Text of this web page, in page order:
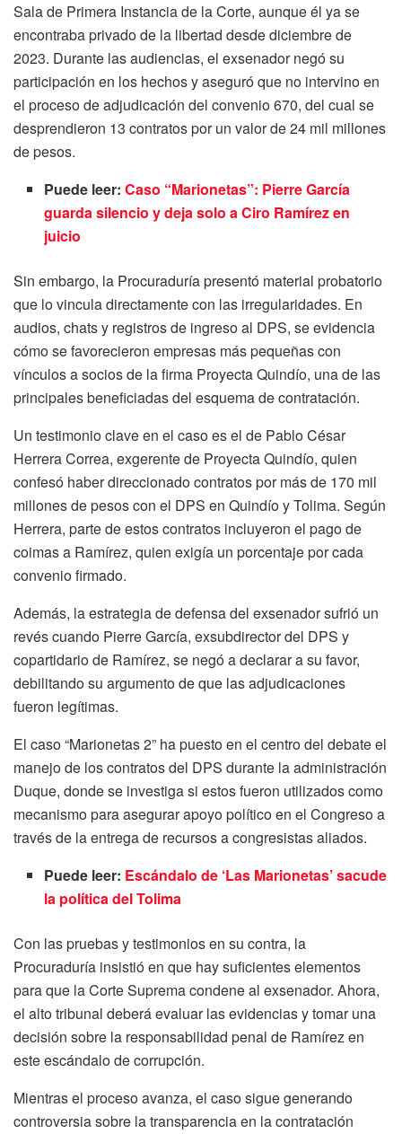
Sala de Primera Instancia de la Corte, aunque él ya se
encontraba privado de la libertad desde diciembre de
2023. Durante las audiencias, el exsenador negó su
participación en los hechos y aseguró que no intervino en
el proceso de adjudicación del convenio 670, del cual se
desprendieron 13 contratos por un valor de 24 mil millones
de pesos.
Puede leer:Caso “Marionetas”: Pierre García
guarda silencio y deja solo a Ciro Ramírez en
juicio
Sin embargo, la Procuraduría presentó material probatorio
que lo vincula directamente con las irregularidades. En
audios, chats y registros de ingreso al DPS, se evidencia
cómo se favorecieron empresas más pequeñas con
vínculos a socios de la firma Proyecta Quindío, una de las
principales beneficiadas del esquema de contratación.
Un testimonio clave en el caso es el de Pablo César
Herrera Correa, exgerente de Proyecta Quindío, quien
confesó haber direccionado contratos por más de 170 mil
millones de pesos con el DPS en Quindío y Tolima. Según
Herrera, parte de estos contratos incluyeron el pago de
coimas a Ramírez, quien exigía un porcentaje por cada
convenio firmado.
Además, la estrategia de defensa del exsenador sufrió un
revés cuando Pierre García, exsubdirector del DPS y
copartidario de Ramírez, se negó a declarar a su favor,
debilitando su argumento de que las adjudicaciones
fueron legítimas.
El caso “Marionetas 2” ha puesto en el centro del debate el
manejo de los contratos del DPS durante la administración
Duque, donde se investiga si estos fueron utilizados como
mecanismo para asegurar apoyo político en el Congreso a
través de la entrega de recursos a congresistas aliados.
Puede leer: Escándalo de ‘Las Marionetas’ sacude
la política del Tolima
Con las pruebas y testimonios en su contra, la
Procuraduría insistió en que hay suficientes elementos
para que la Corte Suprema condene al exsenador. Ahora,
el alto tribunal deberá evaluar las evidencias y tomar una
decisión sobre la responsabilidad penal de Ramírez en
este escándalo de corrupción.
Mientras el proceso avanza, el caso sigue generando
controversia sobre la transparencia en la contratación